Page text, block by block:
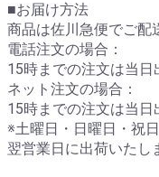
■お届け方法
商品は佐川急便でご配
電話注文の場合：
15時までの注文は当日
ネット注文の場合：
15時までの注文は当日
※土曜日・日曜日・祝
翌営業日に出荷いたし